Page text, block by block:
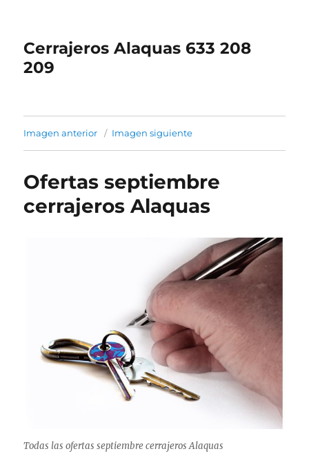
Cerrajeros Alaquas 633 208
209
Imagen anterior Imagen siguiente
Ofertas septiembre
cerrajeros Alaquas
Todas las ofertas septiembre cerrajeros Alaquas